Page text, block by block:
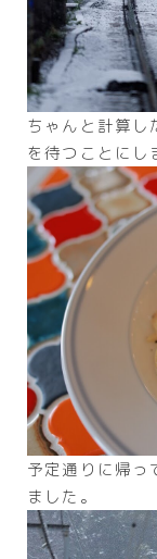
ちゃんと計算
を待つことにし
予定通りに帰っ
ました。